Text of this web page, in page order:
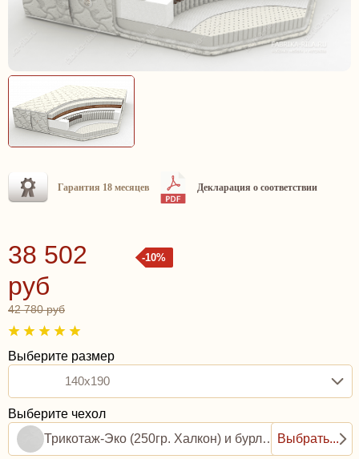
Гарантия 18 месяцев Декларация о соответствии
-10%
38 502
руб
42 780 руб
Выберите размер
140x190
Выберите чехол
Трикотаж-Эко (250гр. Халкон) и бурлет рогожка (0,8ППУ)
Выбрать...